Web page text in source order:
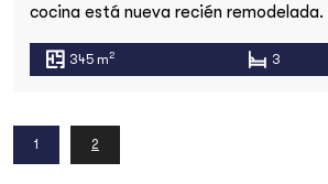
cocina está nueva recién remodelada.
345 m2 3
1 2